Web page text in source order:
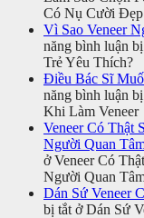
Có Nụ Cười
Vì Sao Veneer
năng bình luận
Trẻ Yêu Thích?
Điều Bác Sĩ
năng bình luận
Khi Làm Veneer
Veneer Có Thật
Người Quan
ở Veneer Có
Người Quan
Dán Sứ Veneer
bị tắt ở Dán Sứ